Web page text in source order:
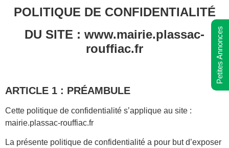
POLITIQUE DE CONFIDENTIALITÉ
DU SITE : www.mairie.plassac-
rouffiac.fr
ARTICLE 1 : PRÉAMBULE
Cette politique de confidentialité s’applique au site :
mairie.plassac-rouffiac.fr
La présente politique de confidentialité a pour but d’exposer
Petites Annonces